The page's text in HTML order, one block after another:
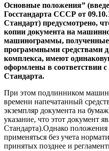
Основные положения”
Госстандарта СССР от
Стандарт) предусмотрено,
копии документа на
машинограммы,
программными средствами
комплекса, имеют
оформлены в соответствии с
Стандарта.
При этом подлинником
времени напечатанный
экземпляр документа на
указание, что этот документ
Стандарта).Однако положения
применяться без учета
принятых позднее и